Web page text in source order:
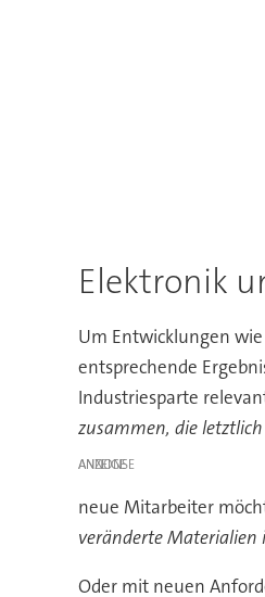
Elektronik
Um Entwicklungen
entsprechende
Industriesparte
zusammen, die
ANZEIGE
neue Mitarbeiter
veränderte Materialien
Oder mit neuen